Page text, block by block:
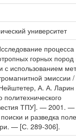
университет
процесса
горных пород
с использованием
эмиссии
А. А. Ларин
политехнического
ТПУ]. — 2001.
и разведка
— [С. 289-306].